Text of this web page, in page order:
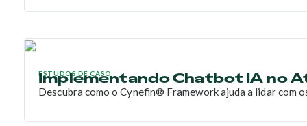
ESTUDOS DE CASO
Implementando Chatbot IA no
Descubra como o Cynefin® Framework ajuda a lidar com